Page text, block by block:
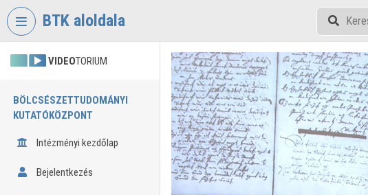
Fejléc kihagyása
BTK aloldala
VIDEOTORIUM
BÖLCSÉSZETTUDOMÁNYI
KUTATÓKÖZPONT
Intézményi kezdőlap
Bejelentkezés